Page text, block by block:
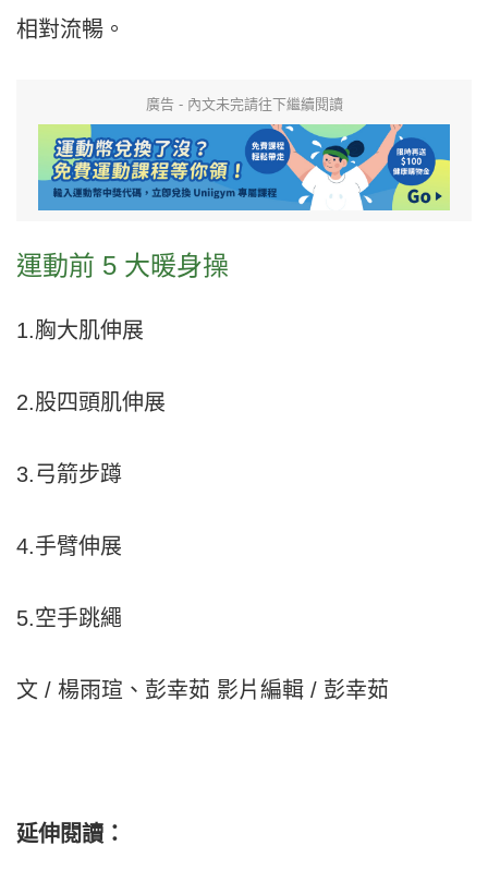
相對流暢。
廣告 - 內文未完請往下繼續閱讀
運動前 5 大暖身操
1.胸大肌伸展
2.股四頭肌伸展
3.弓箭步蹲
4.手臂伸展
5.空手跳繩
文 / 楊雨瑄、彭幸茹 影片編輯 / 彭幸茹
延伸閱讀：